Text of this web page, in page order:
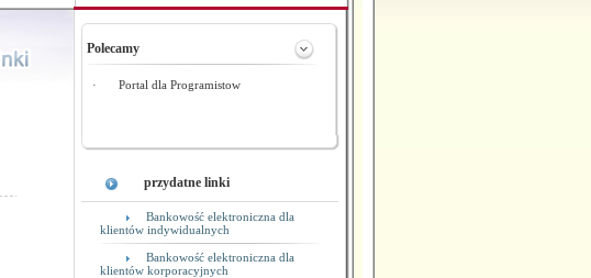
Polecamy
· Portal dla Programistow
przydatne linki
Bankowość elektroniczna dla
klientów indywidualnych
Bankowość elektroniczna dla
klientów korporacyjnych